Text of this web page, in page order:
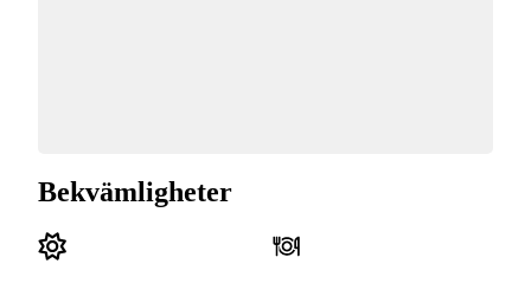
Bekvämligheter